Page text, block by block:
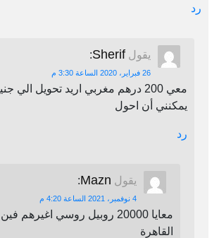
رد
يقول Sherif
:
26 فبراير، 2020 الساعة 3:30 م
معي 200 درهم مغربي اريد تحويل
يمكنني أن احول
رد
يقول Mazn
:
4 نوفمبر، 2021 الساعة 4:20 م
معايا 20000 روبيل روسي اغيرهم
القاهرة